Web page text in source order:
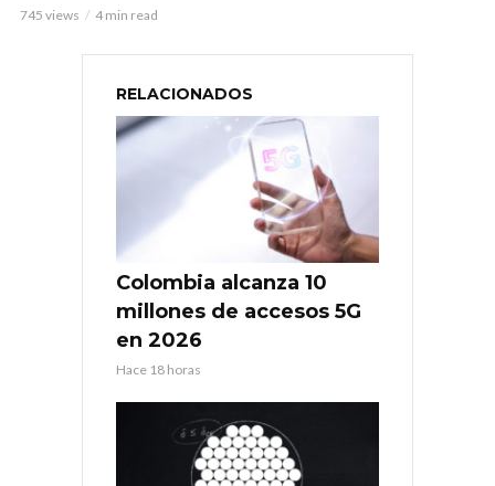
745 views 4 min read
RELACIONADOS
Colombia alcanza 10
millones de accesos 5G
en 2026
Hace 18 horas